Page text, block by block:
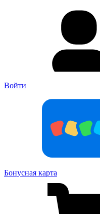
Войти
Бонусная карта